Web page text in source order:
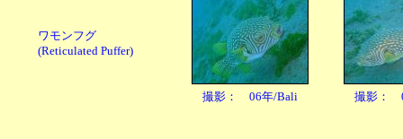
ワモンフグ
(Reticulated Puffer)
撮影： 06年/Bali 撮影：